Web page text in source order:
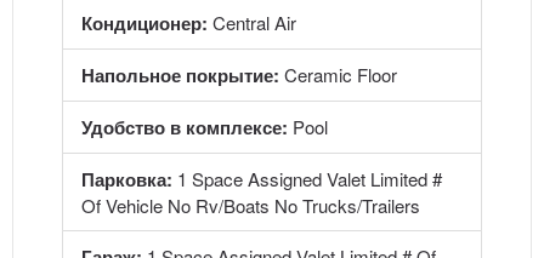
Кондиционер: Central Air
Напольное покрытие: Ceramic Floor
Удобство в комплексе: Pool
Парковка: 1 Space Assigned Valet Limited #
Of Vehicle No Rv/Boats No Trucks/Trailers